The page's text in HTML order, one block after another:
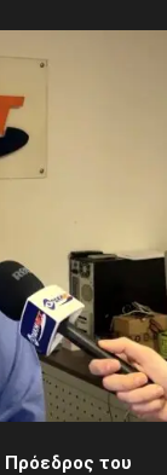
Πρόεδρος του